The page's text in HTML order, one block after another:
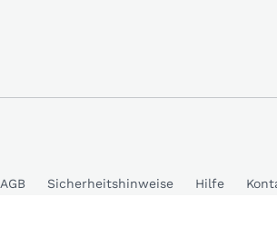
AGB Sicherheitshinweise Hilfe